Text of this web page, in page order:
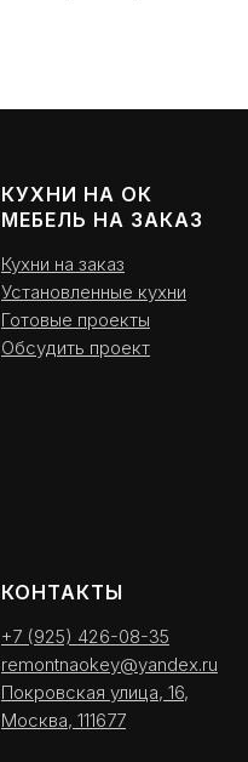
КУХНИ НА ОК
МЕБЕЛЬ НА ЗАКАЗ
Кухни на заказ
Установленные кухни
Готовые проекты
Обсудить проект
КОНТАКТЫ
+7 (925) 426-08-35
remontnaokey@yandex.ru
Покровская улица, 16,
Москва, 111677